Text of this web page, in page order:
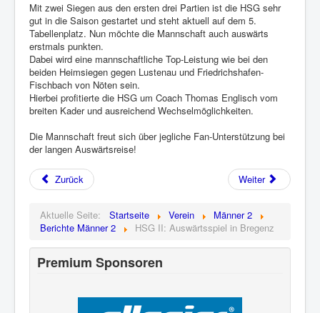
Mit zwei Siegen aus den ersten drei Partien ist die HSG sehr
gut in die Saison gestartet und steht aktuell auf dem 5.
Tabellenplatz. Nun möchte die Mannschaft auch auswärts
erstmals punkten.
Dabei wird eine mannschaftliche Top-Leistung wie bei den
beiden Heimsiegen gegen Lustenau und Friedrichshafen-
Fischbach von Nöten sein.
Hierbei profitierte die HSG um Coach Thomas Englisch vom
breiten Kader und ausreichend Wechselmöglichkeiten.
Die Mannschaft freut sich über jegliche Fan-Unterstützung bei
der langen Auswärtsreise!
Zurück Weiter
Aktuelle Seite: Startseite Verein
Männer 2
Berichte Männer 2
HSG II: Auswärtsspiel in Bregenz
Premium Sponsoren